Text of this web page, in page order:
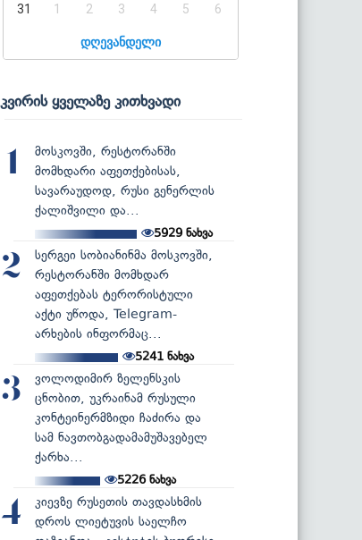
31
1 2 3 4 5 6
დღევანდელი
კვირის ყველაზე კითხვადი
1
მოსკოვში, რესტორანში
მომხდარი აფეთქებისას,
სავარაუდოდ, რუსი გენერლის
ქალიშვილი და...
5929 ნახვა
2
სერგეი სობიანინმა მოსკოვში,
რესტორანში მომხდარ
აფეთქებას ტერორისტული
აქტი უწოდა, Telegram-
არხების ინფორმაც...
5241 ნახვა
3
ვოლოდიმირ ზელენსკის
ცნობით, უკრაინამ რუსული
კონტეინერმზიდი ჩაძირა და
სამ ნავთობგადამამუშავებელ
ქარხა...
5226ნახვა
4
კიევზე რუსეთის თავდასხმის
დროს ლიეტუვის საელჩო